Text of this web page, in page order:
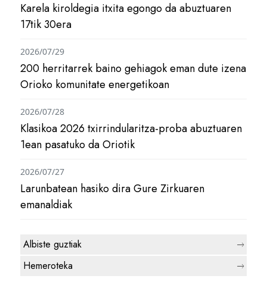
Karela kiroldegia itxita egongo da abuztuaren
17tik 30era
200 herritarrek baino gehiagok eman dute izena
Orioko komunitate energetikoan
2026/07/29
Klasikoa 2026 txirrindularitza-proba abuztuaren
1ean pasatuko da Oriotik
2026/07/28
Larunbatean hasiko dira Gure Zirkuaren
emanaldiak
2026/07/27
Albiste guztiak
Hemeroteka